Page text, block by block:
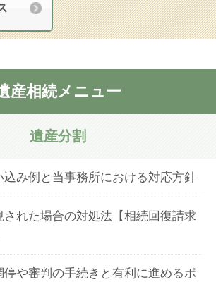
産相続メニュー
遺産分割
込み例と当事務所における対応方針
された場合の対処法【相続回復請求
停や審判の手続きと有利に進めるポ